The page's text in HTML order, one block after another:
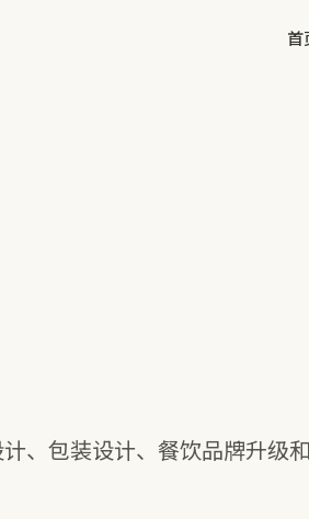
首
、包装设计、餐饮品牌升级